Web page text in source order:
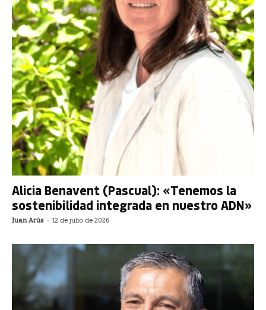
Alicia Benavent (Pascual): «Tenemos la
sostenibilidad integrada en nuestro ADN»
Juan Arús - 12 de julio de 2026